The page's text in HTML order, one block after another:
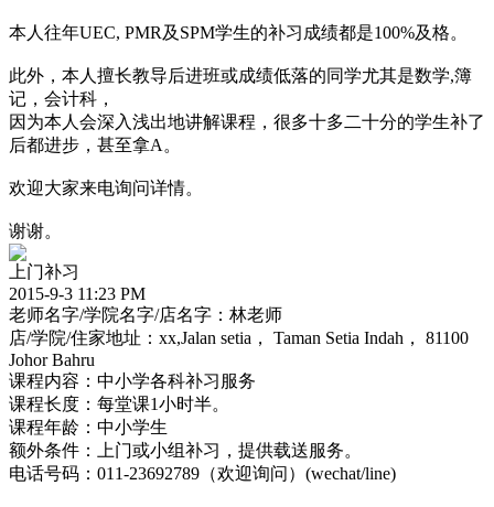
本人往年UEC, PMR及SPM学生的补习成绩都是100%及格。
此外，本人擅长教导后进班或成绩低落的同学尤其是数学,簿
记，会计科，
因为本人会深入浅出地讲解课程，很多十多二十分的学生补了
后都进步，甚至拿A。
欢迎大家来电询问详情。
谢谢。
上门补习
2015-9-3 11:23 PM
老师名字/学院名字/店名字：林老师
店/学院/住家地址：xx,Jalan setia， Taman Setia Indah， 81100
Johor Bahru
课程内容：中小学各科补习服务
课程长度：每堂课1小时半。
课程年龄：中小学生
额外条件：上门或小组补习，提供载送服务。
电话号码：011-23692789（欢迎询问）(wechat/line)